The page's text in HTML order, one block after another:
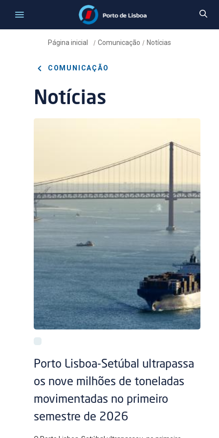
Página inicial / Comunicação / Notícias
COMUNICAÇÃO
Notícias
Porto Lisboa-Setúbal ultrapassa
os nove milhões de toneladas
movimentadas no primeiro
semestre de 2026